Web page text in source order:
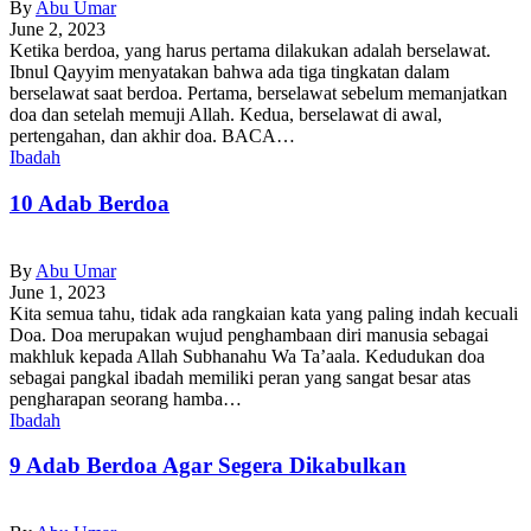
By Abu Umar
June 2, 2023
Ketika berdoa, yang harus pertama dilakukan adalah berselawat.
Ibnul Qayyim menyatakan bahwa ada tiga tingkatan dalam
berselawat saat berdoa. Pertama, berselawat sebelum memanjatkan
doa dan setelah memuji Allah. Kedua, berselawat di awal,
pertengahan, dan akhir doa. BACA…
Ibadah
10 Adab Berdoa
By Abu Umar
June 1, 2023
Kita semua tahu, tidak ada rangkaian kata yang paling indah kecuali
Doa. Doa merupakan wujud penghambaan diri manusia sebagai
makhluk kepada Allah Subhanahu Wa Ta’aala. Kedudukan doa
sebagai pangkal ibadah memiliki peran yang sangat besar atas
pengharapan seorang hamba…
Ibadah
9 Adab Berdoa Agar Segera Dikabulkan